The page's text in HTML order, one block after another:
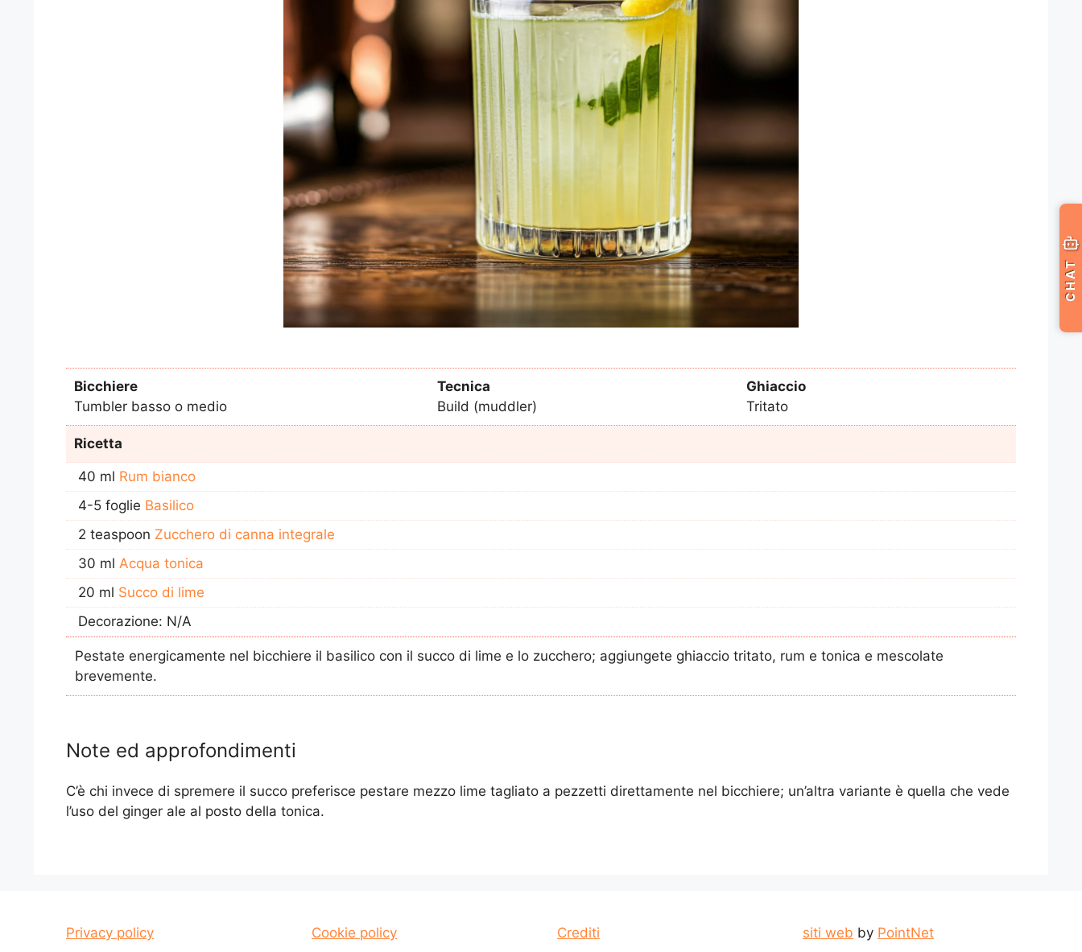
Bicchiere
Tumbler basso o medio
Tecnica
Build (muddler)
Ghiaccio
Tritato
Ricetta
40 ml Rum bianco
4-5 foglie Basilico
2 teaspoon Zucchero di canna integrale
30 ml Acqua tonica
20 ml Succo di lime
Decorazione: N/A
Pestate energicamente nel bicchiere il basilico con il succo di lime e lo zucchero; aggiungete ghiaccio tritato, rum e tonica e mescolate
brevemente.
Note ed approfondimenti
C’è chi invece di spremere il succo preferisce pestare mezzo lime tagliato a pezzetti direttamente nel bicchiere; un’altra variante è quella che vede
l’uso del ginger ale al posto della tonica.
Privacy policy Cookie policy Crediti siti web by PointNet
CHAT